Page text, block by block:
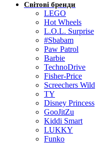
Світові бренди
LEGO
Hot Wheels
L.O.L. Surprise
#Sbabam
Paw Patrol
Barbie
TechnoDrive
Fisher-Price
Screechers Wild
TY
Disney Princess
GooJitZu
Kiddi Smart
LUKKY
Funko